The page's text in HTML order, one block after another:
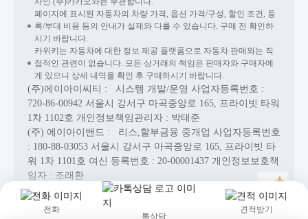
전화
톡상담
견적받기
페이지에 표시된 자동차의 차량 가격, 옵션 가격/구성, 할인 조건, 등
록/부대 비용 등의 안내가 실제와 다를 수 있습니다. 구매 전 확인하
시기 바랍니다.
카위키는 자동차에 대한 정보 제공 플랫폼으로 자동차 판매와는 직
접적인 관련이 없습니다. 모든 상거래의 책임은 판매자와 구매자에
게 있으니 상세 내역을 확인 후 구매하시기 바랍니다.
(주)에이아이씨티 : 시스템 개발/운영 사업자등록번호 :
720-86-00942 서울시 강서구 마곡중앙로 165, 프라이빗 타워
1차 1102호 개인정보책임관리자 : 박태준
(주) 에이아이밴드 : 리스,할부금융 중개업 사업자등록번호
: 180-88-03053 서울시 강서구 마곡중앙로 165, 프라이빗 타
워 1차 1101호 여신 등록번호 : 20-00001437 개인정보보호책
임자 : 조래환
Copyright© AICT Co., Ltd. All Rights Reserved.